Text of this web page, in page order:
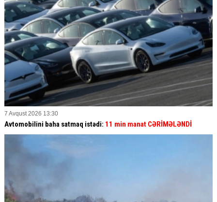
7 Avqust 2026 13:30
Avtomobilini baha satmaq istədi: 11 min manat CƏRİMƏLƏNDİ